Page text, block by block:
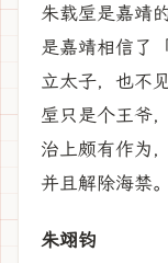
朱载垕是嘉靖
是嘉靖相信了
立太子，也不
垕只是个王爷
治上颇有作为
并且解除海禁
朱翊钧